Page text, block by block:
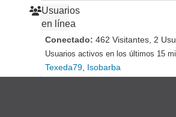
Usuarios
en línea
Conectado:462 Visitantes, 2
Usuarios activos en los últimos 15
Texeda79 Isobarba